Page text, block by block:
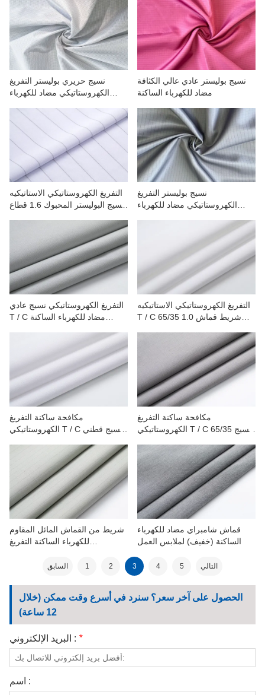
نسيج حريري بوليستر التفريغ
الكهروستاتيكي مضاد للكهرباء
نسيج بوليستر عادي عالي الكثافة
مضاد للكهرباء الساكنة
التفريغ الكهروستاتيكي الاستاتيكيه
نسيج البوليستر المحبوك 1.6 قطاع
نسيج بوليستر التفريغ
الكهروستاتيكي مضاد للكهرباء
التفريغ الكهروستاتيكي نسيج عادي
T / C مضاد للكهرباء الساكنة
التفريغ الكهروستاتيكي الاستاتيكيه
T / C 65/35 شريط قماش 1.0
مكافحة ساكنة التفريغ
الكهروستاتيكي T / C نسيج قطني
مكافحة ساكنة التفريغ
الكهروستاتيكي T / C 65/35 نسيج
شريط من القماش المائل المقاوم
للكهرباء الساكنة التفريغ
قماش شامبراي مضاد للكهرباء
الساكنة (خفيف) لملابس العمل
السابق 1 2 3 4 5 التالي
الحصول على آخر سعر؟ سنرد في أسرع وقت ممكن (خلال
12 ساعة)
البريد الإلكتروني : *
اسم :